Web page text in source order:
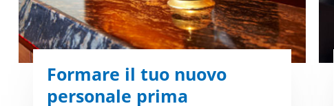
Formare il tuo nuovo
personale prima